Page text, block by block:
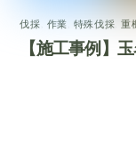
伐採 作業 特殊伐採 ,重
【施工事例】